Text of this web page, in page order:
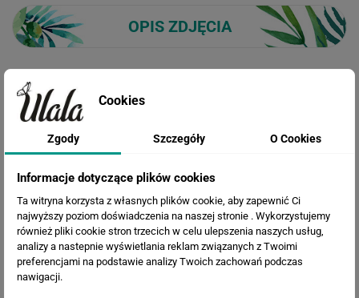
OPIS ZDJĘCIA
WIZUALIZACJE PRODUKTU
Loading...
INSPIRACJE
Cookies
Zgody Szczegóły O Cookies
Informacje dotyczące plików cookies
Ta witryna korzysta z własnych plików cookie, aby zapewnić Ci
najwyższy poziom doświadczenia na naszej stronie . Wykorzystujemy
również pliki cookie stron trzecich w celu ulepszenia naszych usług,
analizy a nastepnie wyświetlania reklam związanych z Twoimi
preferencjami na podstawie analizy Twoich zachowań podczas
nawigacji.